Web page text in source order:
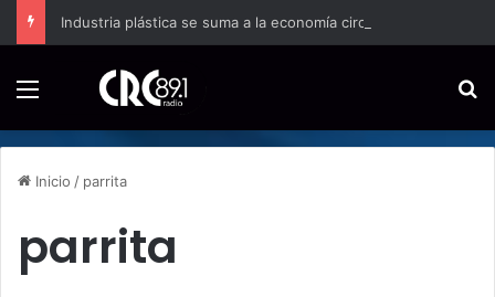
Industria plástica se suma a la economía circular
Inicio / parrita
parrita